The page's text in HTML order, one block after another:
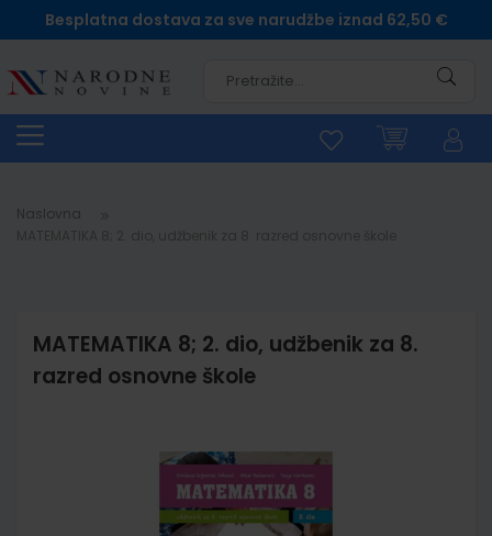
Besplatna dostava za sve narudžbe iznad 62,50 €
Naslovna
MATEMATIKA 8; 2. dio, udžbenik za 8.
razred osnovne škole